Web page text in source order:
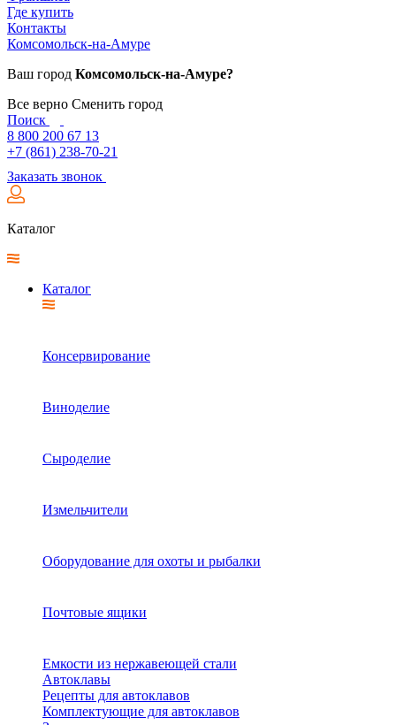
Где купить
Контакты
Комсомольск-на-Амуре
Ваш город Комсомольск-на-Амуре?
Все верно Сменить город
Поиск
8 800 200 67 13
+7 (861) 238-70-21
Заказать звонок
Каталог
Каталог
Консервирование
Виноделие
Сыроделие
Измельчители
Оборудование для охоты и рыбалки
Почтовые ящики
Емкости из нержавеющей стали
Автоклавы
Рецепты для автоклавов
Комплектующие для автоклавов